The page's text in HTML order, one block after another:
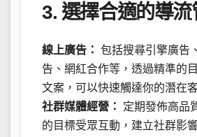
3. 選擇合適的導流
線上廣告： 包括搜尋引擎廣告
告、網紅合作等，透過精準的
文案，可以快速觸達你的潛在
社群媒體經營：
定期發佈高品
的目標受眾互動，建立社群影